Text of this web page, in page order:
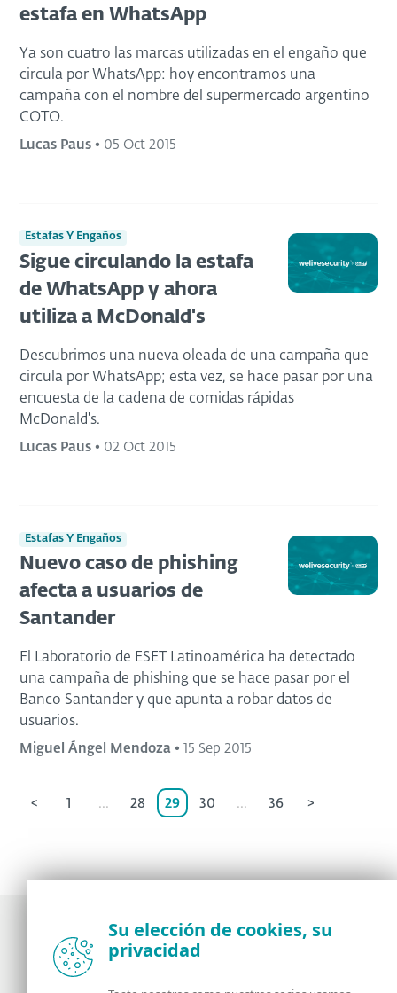
estafa en WhatsApp
Ya son cuatro las marcas utilizadas en el engaño que
circula por WhatsApp: hoy encontramos una
campaña con el nombre del supermercado argentino
COTO.
Lucas Paus • 05 Oct 2015
Estafas Y Engaños
Sigue circulando la estafa
de WhatsApp y ahora
utiliza a McDonald's
Descubrimos una nueva oleada de una campaña que
circula por WhatsApp; esta vez, se hace pasar por una
encuesta de la cadena de comidas rápidas
McDonald's.
Lucas Paus • 02 Oct 2015
Estafas Y Engaños
Nuevo caso de phishing
afecta a usuarios de
Santander
El Laboratorio de ESET Latinoamérica ha detectado
una campaña de phishing que se hace pasar por el
Banco Santander y que apunta a robar datos de
usuarios.
Miguel Ángel Mendoza • 15 Sep 2015
< 1 ... 28 29 30 ... 36 >
Noticias, opiniones y análisis de la comunidad de
seguridad de ESET
Su elección de cookies, su
privacidad